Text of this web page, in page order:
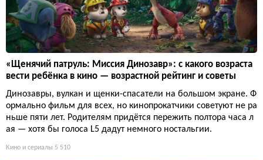
«Щенячий патруль: Миссия Динозавр»: с какого возраста
вести ребёнка в кино — возрастной рейтинг и советы
Динозавры, вулкан и щенки-спасатели на большом экране. Ф
ормально фильм для всех, но кинопрокатчики советуют не ра
ньше пяти лет. Родителям придётся пережить полтора часа л
ая — хотя бы голоса L5 дадут немного ностальгии.
Кино и сериалы 5 510